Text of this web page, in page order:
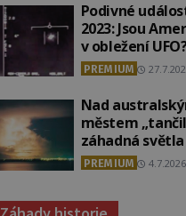
Podivné
2023: Jsou
v obležení
PREMIUM
Nad
městem
záhadná světla
PREMIUM 4.7.2026